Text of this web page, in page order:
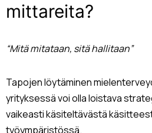
mittareita?
“Mitä mitataan, sitä hallitaan”
Tapojen löytäminen
yrityksessä voi olla loistava
vaikeasti käsiteltävästä
työympäristössä.